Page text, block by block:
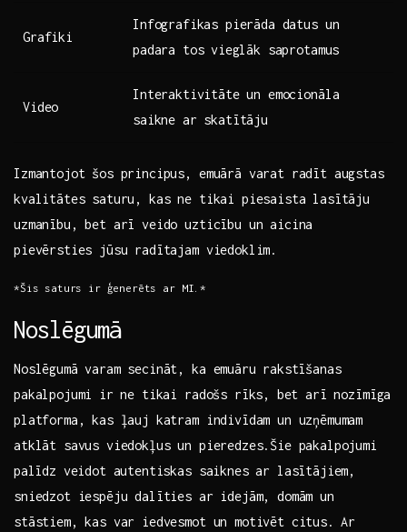
Grafiki
Infografikas pierāda datus un
padara tos ⁢vieglāk saprotamus
Video
Interaktivitāte un emocionāla
saikne ar skatītāju
Izmantojot šos principus, emuārā varat radīt augstas
kvalitātes saturu, kas ne tikai piesaista lasītāju
uzmanību,​ bet arī veido uzticību‌ un aicina
pievērsties jūsu radītajam‌ viedoklim.
*Šis saturs ir ģenerēts ar MI.*
Noslēgumā
Noslēgumā varam secināt, ka emuāru ⁢rakstīšanas​
pakalpojumi ir⁤ ne tikai radošs rīks,⁣ bet arī nozīmīga
platforma, kas ļauj katram ‌indivīdam un uzņēmumam
atklāt savus viedokļus ‍un pieredzes.Šie pakalpojumi
⁣palīdz veidot autentiskas saiknes ar lasītājiem,
sniedzot iespēju dalīties ar idejām, domām un
stāstiem, kas var iedvesmot un motivēt ​citus.⁢ Ar